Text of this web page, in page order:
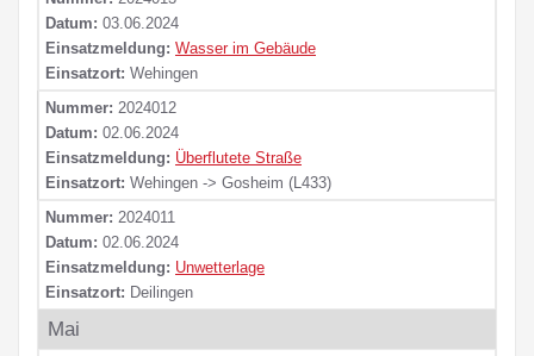
Datum: 03.06.2024
Einsatzmeldung: Wasser im Gebäude
Einsatzort: Wehingen
Nummer: 2024012
Datum: 02.06.2024
Einsatzmeldung: Überflutete Straße
Einsatzort: Wehingen -> Gosheim (L433)
Nummer: 2024011
Datum: 02.06.2024
Einsatzmeldung: Unwetterlage
Einsatzort: Deilingen
Mai